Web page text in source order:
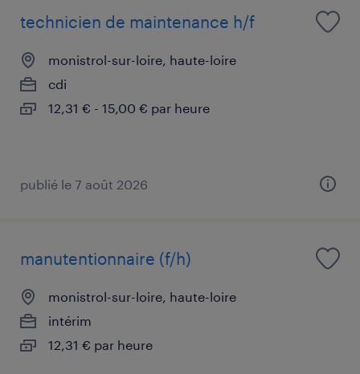
technicien de maintenance h/f
monistrol-sur-loire, haute-loire
cdi
12,31 € - 15,00 € par heure
publié le 7 août 2026
manutentionnaire (f/h)
monistrol-sur-loire, haute-loire
intérim
12,31 € par heure